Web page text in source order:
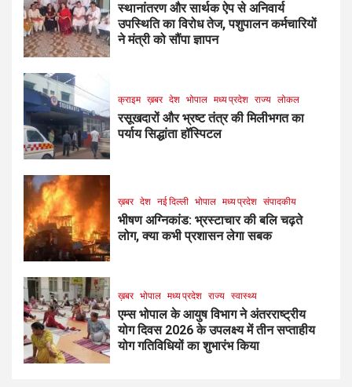
स्थानांतरण और सार्थक ऐप से अनिवार्य
उपस्थिति का विरोध तेज, पशुपालन कर्मचारियों
ने मंत्री को सौंपा ज्ञापन
क्राइम ख़बर देश भोपाल मध्य प्रदेश राज्य लोकल
रसूखदारों और भ्रष्ट तंत्र की मिलीभगत का
पर्याय सिद्धांता हॉस्पिटल
ख़बर देश नई दिल्ली भोपाल मध्य प्रदेश संपादकीय
भीषण अग्निकांड: भ्रस्टाचार की बलि चढ़ते
लोग, क्या कभी प्रशासन लेगा सबक
ख़बर भोपाल मध्य प्रदेश राज्य स्वास्थ्य
एम्स भोपाल के आयुष विभाग ने अंतरराष्ट्रीय
योग दिवस 2026 के उपलक्ष्य में तीन सप्ताहीय
योग गतिविधियों का शुभारंभ किया